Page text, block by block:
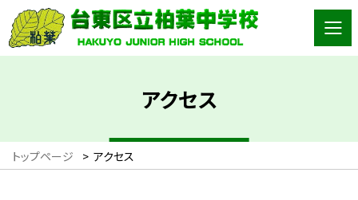
アクセス
トップページ > アクセス